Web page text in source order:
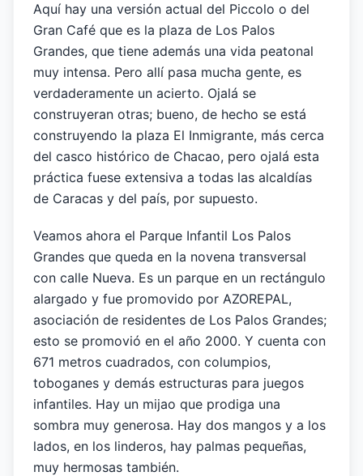
Aquí hay una versión actual del Piccolo o del
Gran Café que es la plaza de Los Palos
Grandes, que tiene además una vida peatonal
muy intensa. Pero allí pasa mucha gente, es
verdaderamente un acierto. Ojalá se
construyeran otras; bueno, de hecho se está
construyendo la plaza El Inmigrante, más cerca
del casco histórico de Chacao, pero ojalá esta
práctica fuese extensiva a todas las alcaldías
de Caracas y del país, por supuesto.
Veamos ahora el Parque Infantil Los Palos
Grandes que queda en la novena transversal
con calle Nueva. Es un parque en un rectángulo
alargado y fue promovido por AZOREPAL,
asociación de residentes de Los Palos Grandes;
esto se promovió en el año 2000. Y cuenta con
671 metros cuadrados, con columpios,
toboganes y demás estructuras para juegos
infantiles. Hay un mijao que prodiga una
sombra muy generosa. Hay dos mangos y a los
lados, en los linderos, hay palmas pequeñas,
muy hermosas también.